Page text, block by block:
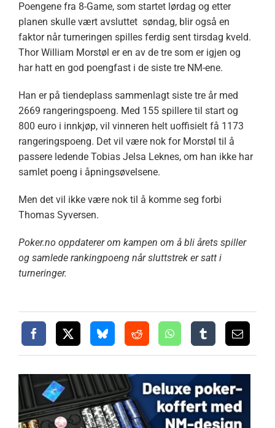
Poengene fra 8-Game, som startet lørdag og etter
planen skulle vært avsluttet søndag, blir også en
faktor når turneringen spilles ferdig sent tirsdag kveld.
Thor William Morstøl er en av de tre som er igjen og
har hatt en god poengfast i de siste tre NM-ene.
Han er på tiendeplass sammenlagt siste tre år med
2669 rangeringspoeng. Med 155 spillere til start og
800 euro i innkjøp, vil vinneren helt uoffisielt få 1173
rangeringspoeng. Det vil være nok for Morstøl til å
passere ledende Tobias Jelsa Leknes, om han ikke har
samlet poeng i åpningsøvelsene.
Men det vil ikke være nok til å komme seg forbi
Thomas Syversen.
Poker.no oppdaterer om kampen om å bli årets spiller
og samlede rankingpoeng når sluttstrek er satt i
turneringer.